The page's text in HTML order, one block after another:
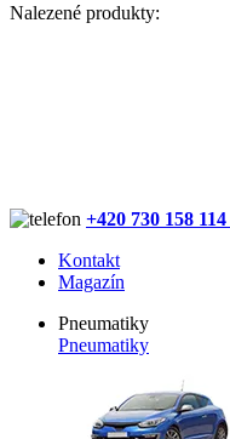
Nalezené produkty:
+420 730 158 114
Kontakt
Magazín
Pneumatiky
Pneumatiky